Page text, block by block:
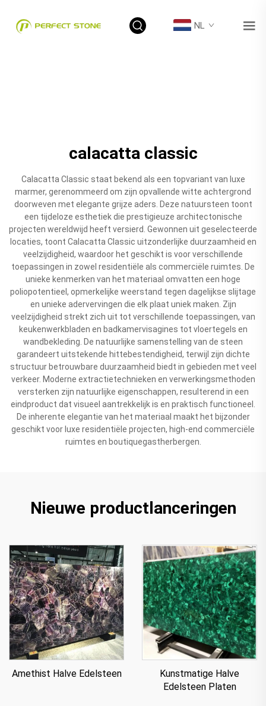
NL
calacatta classic
Calacatta Classic staat bekend als een topvariant van luxe
marmer, gerenommeerd om zijn opvallende witte achtergrond
doorweven met elegante grijze aders. Deze natuursteen toont
een tijdeloze esthetiek die prestigieuze architectonische
projecten wereldwijd heeft versierd. Gewonnen uit geselecteerde
locaties, toont Calacatta Classic uitzonderlijke duurzaamheid en
veelzijdigheid, waardoor het geschikt is voor verschillende
toepassingen in zowel residentiële als commerciële ruimtes. De
unieke kenmerken van het materiaal omvatten een hoge
poliopotentieel, opmerkelijke weerstand tegen dagelijkse slijtage
en unieke adervervingen die elk plaat uniek maken. Zijn
veelzijdigheid strekt zich uit tot verschillende toepassingen, van
keukenwerkbladen en badkamervisagines tot vloertegels en
wandbekleding. De natuurlijke samenstelling van de steen
garandeert uitstekende hittebestendigheid, terwijl zijn dichte
structuur betrouwbare duurzaamheid biedt in gebieden met veel
verkeer. Moderne extractietechnieken en verwerkingsmethoden
versterken zijn natuurlijke eigenschappen, resulterend in een
eindproduct dat visueel aantrekkelijk is en praktisch functioneel.
De inherente elegantie van het materiaal maakt het bijzonder
geschikt voor luxe residentiële projecten, high-end commerciële
ruimtes en boutiquegastherbergen.
Nieuwe productlanceringen
Amethist Halve Edelsteen
Kunstmatige Halve
Edelsteen Platen